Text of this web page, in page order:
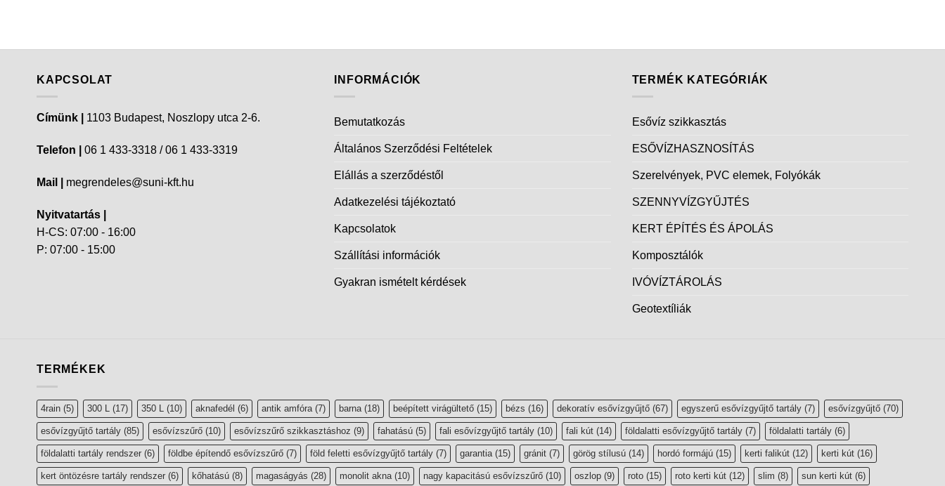
KAPCSOLAT
Címünk | 1103 Budapest, Noszlopy utca 2-6.
Telefon | 06 1 433-3318 / 06 1 433-3319
Mail | megrendeles@suni-kft.hu
Nyitvatartás |
H-CS: 07:00 - 16:00
P: 07:00 - 15:00
INFORMÁCIÓK
Bemutatkozás
Általános Szerződési Feltételek
Elállás a szerződéstől
Adatkezelési tájékoztató
Kapcsolatok
Szállítási információk
Gyakran ismételt kérdések
TERMÉK KATEGÓRIÁK
Esővíz szikkasztás
ESŐVÍZHASZNOSÍTÁS
Szerelvények, PVC elemek, Folyókák
SZENNYVÍZGYŰJTÉS
KERT ÉPÍTÉS ÉS ÁPOLÁS
Komposztálók
IVÓVÍZTÁROLÁS
Geotextíliák
TERMÉKEK
4rain (5) 300 L (17) 350 L (10) aknafedél (6) antik amfóra (7) barna (18) beépített virágültető (15) bézs (16) dekoratív esővízgyűjtő (67) egyszerű esővízgyűjtő tartály (7) esővízgyűjtő (70)
esővízgyűjtő tartály (85) esővízszűrő (10) esővízszűrő szikkasztáshoz (9) fahatású (5) fali esővízgyűjtő tartály (10) fali kút (14) földalatti esővízgyűjtő tartály (7) földalatti tartály (6)
földalatti tartály rendszer (6) földbe építendő esővízszűrő (7) föld feletti esővízgyűjtő tartály (7) garantia (15) gránit (7) görög stílusú (14) hordó formájú (15) kerti falikút (12) kerti kút (16)
kert öntözésre tartály rendszer (6) kőhatású (8) magaságyás (28) monolit akna (10) nagy kapacitású esővízszűrő (10) oszlop (9) roto (15) roto kerti kút (12) slim (8) sun kerti kút (6)